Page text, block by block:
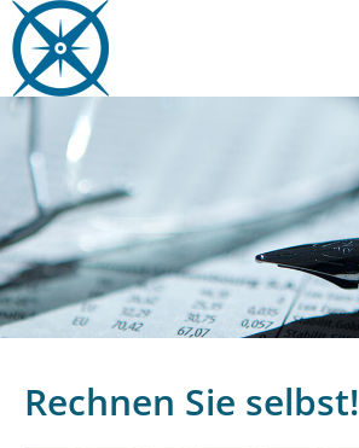
Rechnen Sie selbst!